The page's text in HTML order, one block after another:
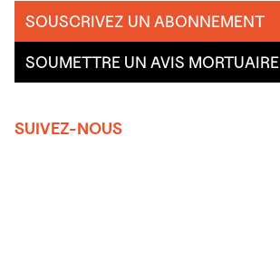
SOUSCRIVEZ UN ABONNEMENT
SOUMETTRE UN AVIS MORTUAIRE
SUIVEZ-NOUS